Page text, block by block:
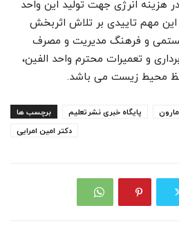
در هزینه انرژی جهت تولید این واحد
مهم تاییدی بر تلاش اثربخش
و فرهنگ مدیریت و مصرف
و تعمیرات محترم واحد الفین،
محیط زیست می باشد.
برچسب ها پایگاه خبری نشرتعلیم
دکتر امین امرایی